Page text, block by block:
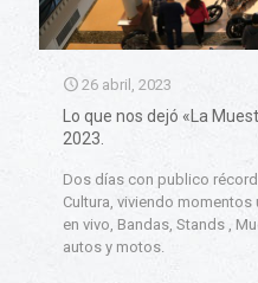
26 abril, 2023
Lo que nos dejó «La
2023.
Dos días con publico
Cultura, viviendo
en vivo, Bandas, Stands ,
autos y motos.